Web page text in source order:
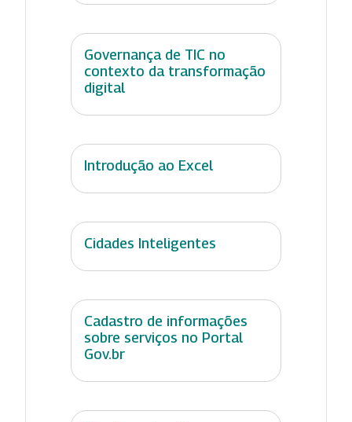
Governança de TIC no
contexto da transformação
digital
Introdução ao Excel
Cidades Inteligentes
Cadastro de informações
sobre serviços no Portal
Gov.br